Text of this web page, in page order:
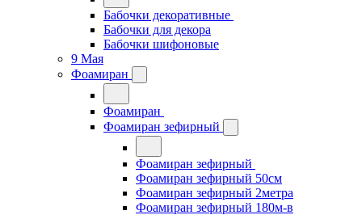
Бабочки декоративные
Бабочки для декора
Бабочки шифоновые
9 Мая
Фоамиран
Фоамиран
Фоамиран зефирный
Фоамиран зефирный
Фоамиран зефирный 50см
Фоамиран зефирный 2метра
Фоамиран зефирный 180м-в